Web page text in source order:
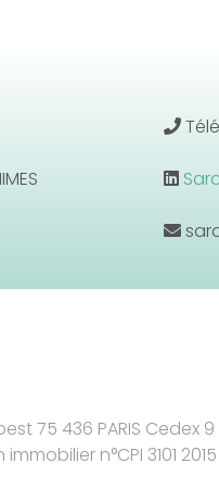
75 436 PARIS Cedex 9
n°CPI 3101